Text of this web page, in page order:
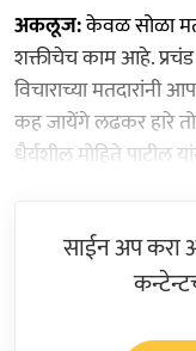
अकलूज:केवळ सोळा
शक्तीचेच काम आहे. प्रचंड
विचाराच्या मतदारांनी
कह जायेंगे लढकर हारे
धैर्यशील मोहिते
साईन अप करा